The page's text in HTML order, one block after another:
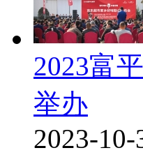
2023富
举办
2023-10-